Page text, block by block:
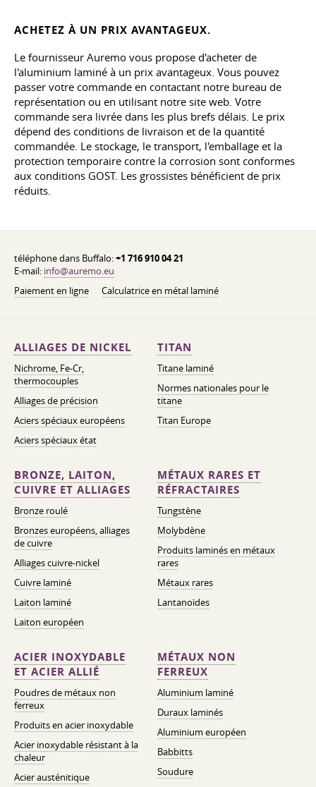
ACHETEZ À UN PRIX AVANTAGEUX.
Le fournisseur Auremo vous propose d'acheter de
l'aluminium laminé à un prix avantageux. Vous pouvez
passer votre commande en contactant notre bureau de
représentation ou en utilisant notre site web. Votre
commande sera livrée dans les plus brefs délais. Le prix
dépend des conditions de livraison et de la quantité
commandée. Le stockage, le transport, l'emballage et la
protection temporaire contre la corrosion sont conformes
aux conditions GOST. Les grossistes bénéficient de prix
réduits.
téléphone dans Buffalo:+1 716 910 04 21
E-mail: info@auremo.eu
Paiement en ligne
Calculatrice en métal laminé
ALLIAGES DE NICKEL
Nichrome, Fe-Cr,
thermocouples
Alliages de précision
Aciers spéciaux européens
Aciers spéciaux état
TITAN
Titane laminé
Normes nationales pour le
titane
Titan Europe
BRONZE, LAITON,
CUIVRE ET ALLIAGES
Bronze roulé
Bronzes européens, alliages
de cuivre
Alliages cuivre-nickel
Cuivre laminé
Laiton laminé
Laiton européen
MÉTAUX RARES ET
RÉFRACTAIRES
Tungstène
Molybdène
Produits laminés en métaux
rares
Métaux rares
Lantanoïdes
ACIER INOXYDABLE
ET ACIER ALLIÉ
Poudres de métaux non
ferreux
Produits en acier inoxydable
Acier inoxydable résistant à la
chaleur
Acier austénitique
MÉTAUX NON
FERREUX
Aluminium laminé
Duraux laminés
Aluminium européen
Babbitts
Soudure